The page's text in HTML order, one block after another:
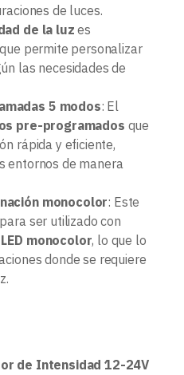
de luces.
de la luz es
permite personalizar
las necesidades de
5 modos: El
pre-programados que
rápida y eficiente,
entornos de manera
monocolor: Este
ser utilizado con
monocolor, lo que lo
donde se requiere
de Intensidad 12-24V